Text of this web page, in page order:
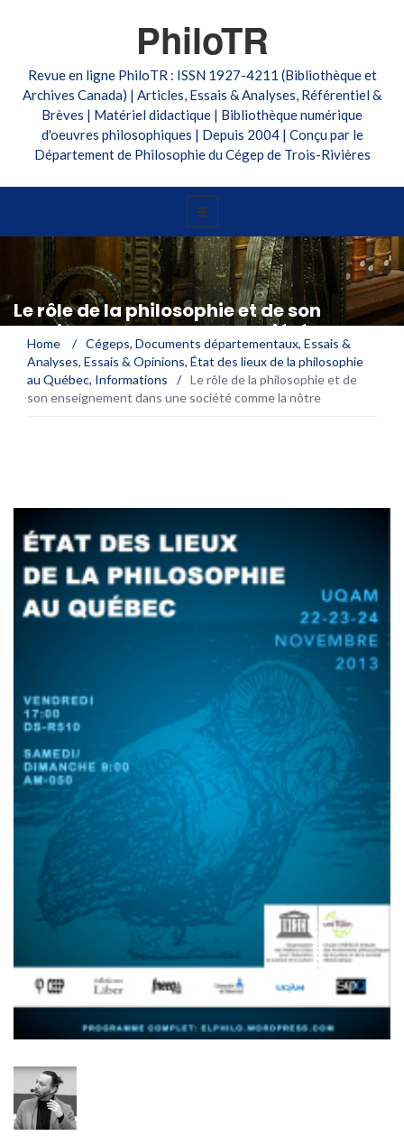
PhiloTR
Revue en ligne PhiloTR : ISSN 1927-4211 (Bibliothèque et
Archives Canada) | Articles, Essais & Analyses, Référentiel &
Brèves | Matériel didactique | Bibliothèque numérique
d'oeuvres philosophiques | Depuis 2004 | Conçu par le
Département de Philosophie du Cégep de Trois-Rivières
Le rôle de la philosophie et de son
enseignement dans une société comme
la nôtre
Home / Cégeps, Documents départementaux, Essais &
Analyses, Essais & Opinions, État des lieux de la philosophie
au Québec, Informations / Le rôle de la philosophie et de
son enseignement dans une société comme la nôtre